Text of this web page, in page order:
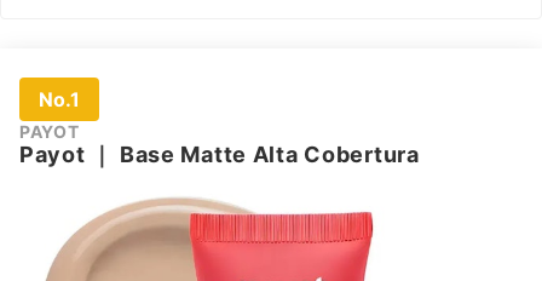
No.1
PAYOT
Payot Base Matte Alta Cobertura